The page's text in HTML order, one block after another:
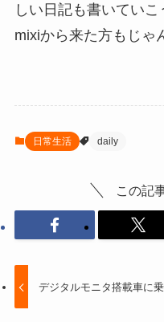
しい日記も書いていこ
mixiから来た方もじゃ
日常生活 daily
この記
デジタルモニタ搭載車に